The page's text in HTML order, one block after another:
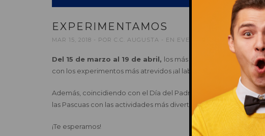
EXPERIMENTAMOS
MAR 15, 2018 POR C.C. AUGUSTA EN EVENTOS
Del 15 de marzo al 19 de abril, los más peques se divertirán
con los experimentos más atrevidos ¡al laboratorio!
Además, coincidiendo con el Día del Padre les prepararemos
las Pascuas con las actividades más divertidas.
¡Te esperamos!